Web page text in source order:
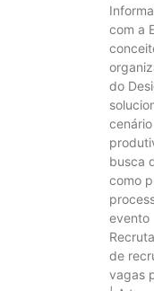
com a
do
busca
como
evento
de
vagas